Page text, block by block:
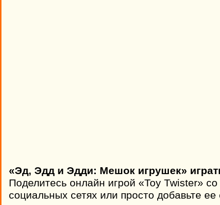
«Эд, Эдд и Эдди: Мешок игрушек»
Поделитесь онлайн игрой «Toy Twister»
социальных сетях или просто добавьте ее